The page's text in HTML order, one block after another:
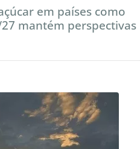
em países como
mantém perspectivas